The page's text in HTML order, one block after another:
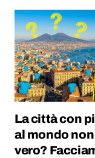
La città con
al mondo
vero?